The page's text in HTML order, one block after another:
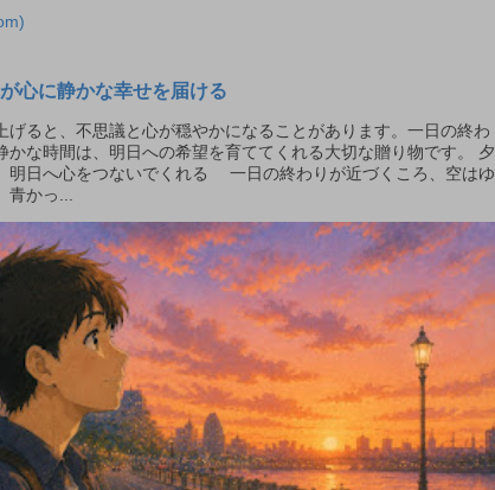
心に静かな幸せを届ける
ると、不思議と心が穏やかになることがあります。一日の終わ
かな時間は、明日への希望を育ててくれる大切な贈り物です。 夕
明日へ心をつないでくれる 一日の終わりが近づくころ、空はゆ
かっ...